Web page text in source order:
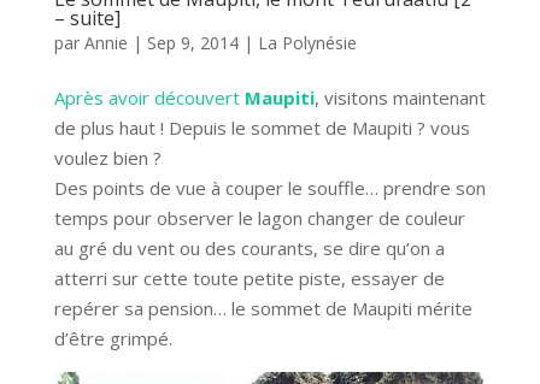
– suite]
par Annie | Sep 9, 2014| La Polynésie
Après avoir découvertMaupiti, visitons maintenant
de plus haut ! Depuis le sommet de Maupiti ? vous
voulez bien ?
Des points de vue à couper le souffle… prendre son
temps pour observer le lagon changer de couleur
au gré du vent ou des courants, se dire qu’on a
atterri sur cette toute petite piste, essayer de
repérer sa pension… le sommet de Maupiti mérite
d’être grimpé.